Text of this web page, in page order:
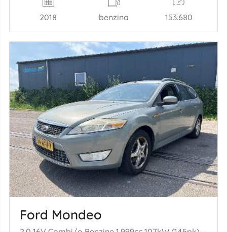
2018 benzina 153.680
Ford Mondeo